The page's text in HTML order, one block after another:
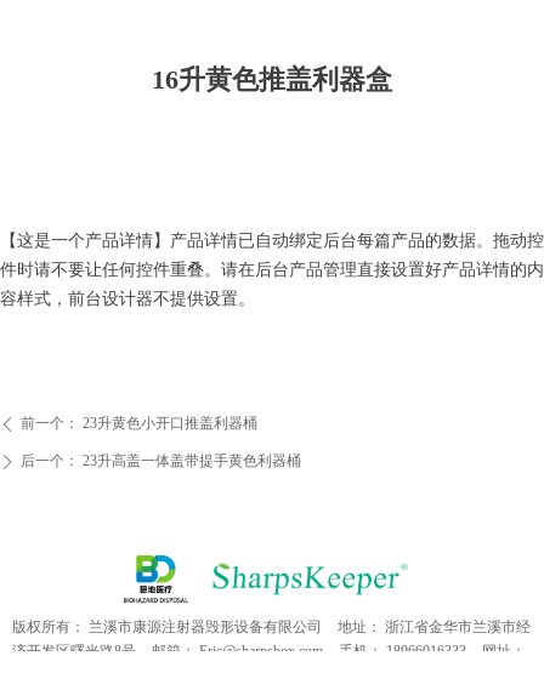
16升黄色推盖利器盒
ꄴ 前一个： 23升黄色小开口推盖利器桶
ꄲ 后一个： 23升高盖一体盖带提手黄色利器桶
【这是一个产品详情】产品详情已自动绑定后台每篇产品的数据。拖动控
件时请不要让任何控件重叠。请在后台产品管理直接设置好产品详情的内
容样式，前台设计器不提供设置。
版权所有： 兰溪市康源注射器毁形设备有限公司 地址： 浙江省金华市兰溪市经
济开发区曙光路8号
邮箱： Eric@sharpsbox.com 手机： 18966016333
网址：